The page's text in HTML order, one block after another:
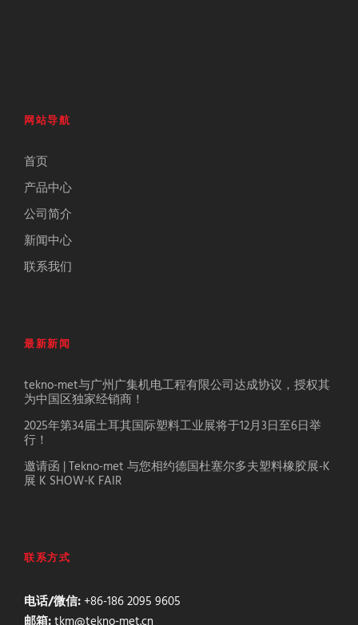
网站导航
首页
产品中心
公司简介
新闻中心
联系我们
最新新闻
tekno-met与广州广集机电工程有限公司达成协议，授权其
为中国区独家经销商！
2025年第34届土耳其国际塑料工业展将于12月3日至6日举
行！
邀请函 | Tekno-met 与您相约德国杜塞尔多夫塑料橡胶展-K
展 K SHOW-K FAIR
联系方式
电话/微信:+86-186 2095 9605